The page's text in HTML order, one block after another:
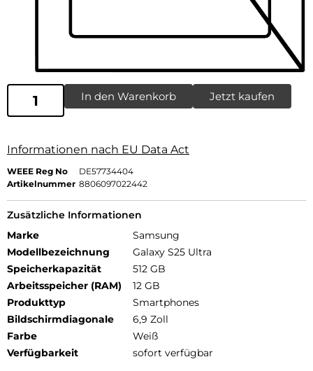
In den Warenkorb Jetzt kaufen
Informationen nach EU Data Act
WEEE Reg No
DE57734404
Artikelnummer 8806097022442
Zusätzliche Informationen
Marke
Samsung
Modellbezeichnung
Galaxy S25 Ultra
Speicherkapazität
512 GB
Arbeitsspeicher (RAM)
12 GB
Produkttyp
Smartphones
Bildschirmdiagonale
6,9 Zoll
Farbe
Weiß
Verfügbarkeit
sofort verfügbar